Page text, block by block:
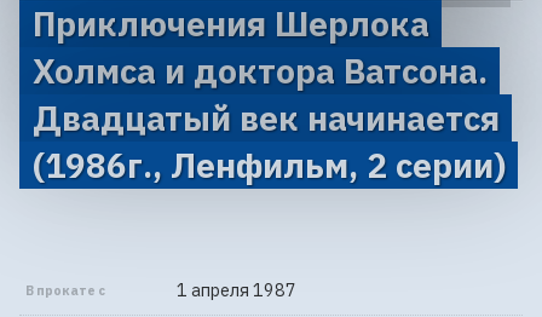
Приключения Шерлока
Холмса и доктора Ватсона.
Двадцатый век начинается
(1986г., Ленфильм, 2 серии)
В прокате с 1 апреля 1987